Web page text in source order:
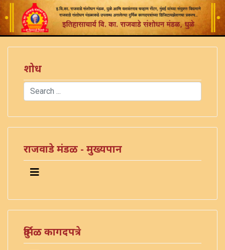
शोध
Search
राजवाडे मंडळ - मुख्यपान
दुर्मिळ कागदपत्रे